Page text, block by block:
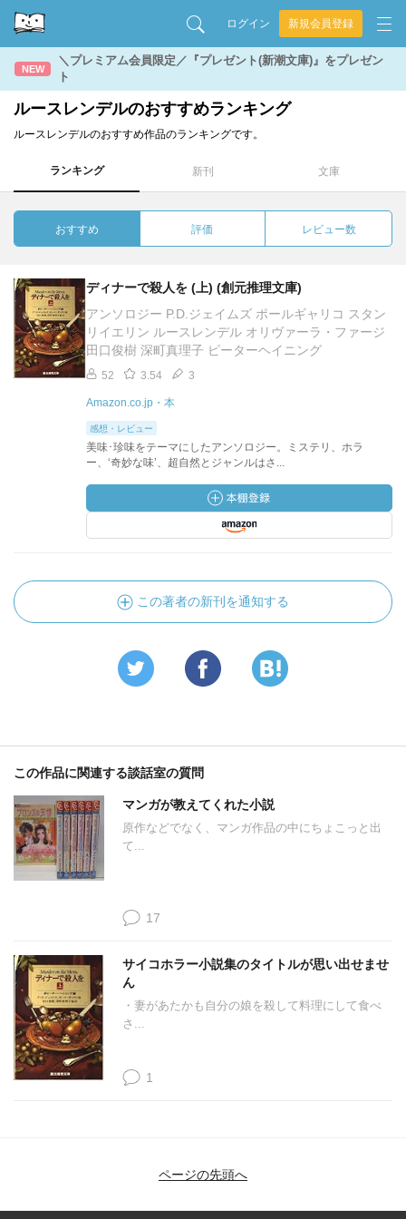
ログイン 新規会員登録
NEW
＼プレミアム会員限定／『プレゼント(新潮文庫)』をプレゼン
ト
ルースレンデルのおすすめランキング
ルースレンデルのおすすめ作品のランキングです。
ランキング 新刊 文庫
おすすめ 評価 レビュー数
ディナーで殺人を (上) (創元推理文庫)
アンソロジー P.D.ジェイムズ ポールギャリコ スタン
リイエリン ルースレンデル オリヴァーラ・ファージ
田口俊樹 深町真理子 ピーターヘイニング
52 3.54 3
Amazon.co.jp・本
感想・レビュー
美味･珍味をテーマにしたアンソロジー。ミステリ、ホラ
ー、‘奇妙な味’、超自然とジャンルはさ...
この著者の新刊を通知する
この作品に関連する談話室の質問
マンガが教えてくれた小説
原作などでなく、マンガ作品の中にちょこっと出
て...
17
サイコホラー小説集のタイトルが思い出せませ
ん
・妻があたかも自分の娘を殺して料理にして食べ
さ...
1
ページの先頭へ